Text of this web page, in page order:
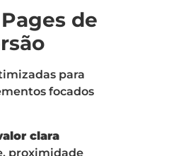
de
para
focados
clara
proximidade